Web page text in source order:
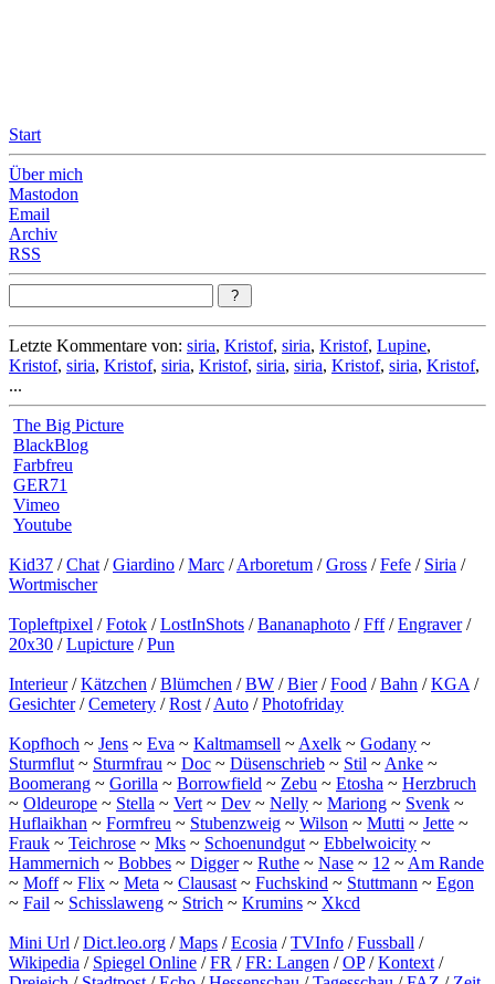
Start
Über mich
Mastodon
Email
Archiv
RSS
Letzte Kommentare von: siria, Kristof, siria, Kristof, Lupine,
Kristof, siria, Kristof, siria, Kristof, siria, siria, Kristof, siria, Kristof,
...
The Big Picture
BlackBlog
Farbfreu
GER71
Vimeo
Youtube
Kid37 /Chat /Giardino /Marc /Arboretum /Gross /Fefe / Siria /
Wortmischer
Topleftpixel /Fotok /LostInShots /Bananaphoto /Fff/Engraver/
20x30 /Lupicture /Pun
Interieur/Kätzchen /Blümchen /BW /Bier/Food /Bahn /KGA /
Gesichter/Cemetery /Rost /Auto /Photofriday
Kopfhoch ~ Jens ~ Eva ~ Kaltmamsell ~ Axelk ~ Godany ~
Sturmflut ~ Sturmfrau ~ Doc ~ Düsenschrieb ~ Stil ~ Anke ~
Boomerang ~ Gorilla ~ Borrowfield ~ Zebu ~ Etosha ~ Herzbruch
~ Oldeurope ~ Stella ~ Vert ~ Dev ~ Nelly ~ Mariong ~ Svenk ~
Huflaikhan ~ Formfreu ~ Stubenzweig ~ Wilson ~ Mutti ~ Jette ~
Frauk ~ Teichrose ~ Mks ~ Schoenundgut ~ Ebbelwoicity ~
Hammernich ~ Bobbes ~ Digger~ Ruthe ~ Nase ~ 12 ~ Am Rande
~ Moff~ Flix ~ Meta ~ Clausast ~ Fuchskind ~ Stuttmann ~ Egon
~ Fail ~ Schisslaweng ~ Strich ~ Krumins ~ Xkcd
Mini Url /Dict.leo.org /Maps /Ecosia /TVInfo /Fussball /
Wikipedia / Spiegel Online /FR /FR: Langen /OP/Kontext /